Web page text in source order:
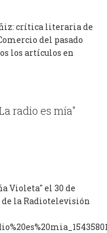
crítica literaria de
del pasado
los artículos en
radio es mía"
Violeta" el 30 de
de la Radiotelevisión